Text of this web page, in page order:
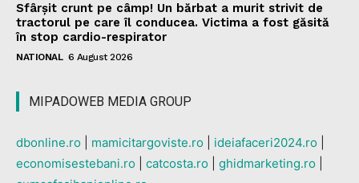
Sfârșit crunt pe câmp! Un bărbat a murit strivit de
tractorul pe care îl conducea. Victima a fost găsită
în stop cardio-respirator
NATIONAL 6 August 2026
MIPADOWEB MEDIA GROUP
dbonline.ro mamicitargoviste.ro ideiafaceri2024.ro
economisestebani.ro
catcosta.ro ghidmarketing.ro